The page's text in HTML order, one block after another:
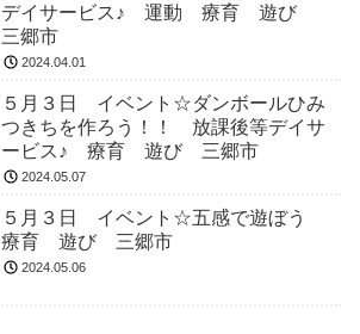
デイサービス♪ 運動 療育 遊び
三郷市
2024.04.01
５月３日 イベント☆ダンボールひみ
つきちを作ろう！！ 放課後等デイサ
ービス♪ 療育 遊び 三郷市
2024.05.07
５月３日 イベント☆五感で遊ぼう
療育 遊び 三郷市
2024.05.06